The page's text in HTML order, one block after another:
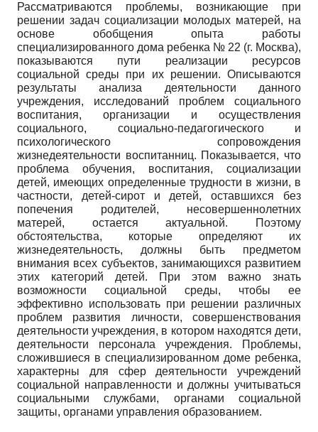
Рассматриваются проблемы, возникающие при
решении задач социализации молодых матерей, на
основе обобщения опыта работы
специализированного дома ребенка № 22 (г. Москва),
показываются пути реализации ресурсов
социальной среды при их решении. Описываются
результаты анализа деятельности данного
учреждения, исследований проблем социального
воспитания, организации и осуществления
социального, социально-педагогического и
психологического сопровождения
жизнедеятельности воспитанниц. Показывается, что
проблема обучения, воспитания, социализации
детей, имеющих определенные трудности в жизни, в
частности, детей-сирот и детей, оставшихся без
попечения родителей, несовершеннолетних
матерей, остается актуальной. Поэтому
обстоятельства, которые определяют их
жизнедеятельность, должны быть предметом
внимания всех субъектов, занимающихся развитием
этих категорий детей. При этом важно знать
возможности социальной среды, чтобы ее
эффективно использовать при решении различных
проблем развития личности, совершенствования
деятельности учреждения, в котором находятся дети,
деятельности персонала учреждения. Проблемы,
сложившиеся в специализированном доме ребенка,
характерны для сфер деятельности учреждений
социальной направленности и должны учитываться
социальными службами, органами социальной
защиты, органами управления образованием.